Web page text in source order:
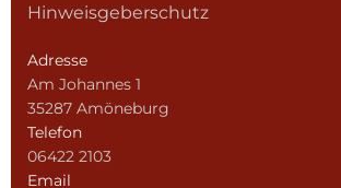
Hinweisgeberschutz
Adresse
Am Johannes 1
35287 Amöneburg
Telefon
06422 2103
Email